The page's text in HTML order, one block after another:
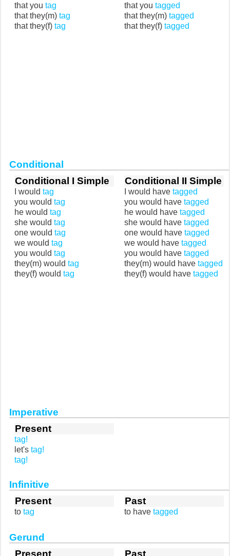
that you tag
that they(m) tag
that they(f) tag
that you tagged
that they(m) tagged
that they(f) tagged
Conditional
Conditional I Simple
I would tag
you would tag
he would tag
she would tag
one would tag
we would tag
you would tag
they(m) would tag
they(f) would tag
Conditional II Simple
I would have tagged
you would have tagged
he would have tagged
she would have tagged
one would have tagged
we would have tagged
you would have tagged
they(m) would have tagged
they(f) would have tagged
Imperative
Present
tag!
let's tag!
tag!
Infinitive
Present
to tag
Past
to have tagged
Gerund
Present
Past